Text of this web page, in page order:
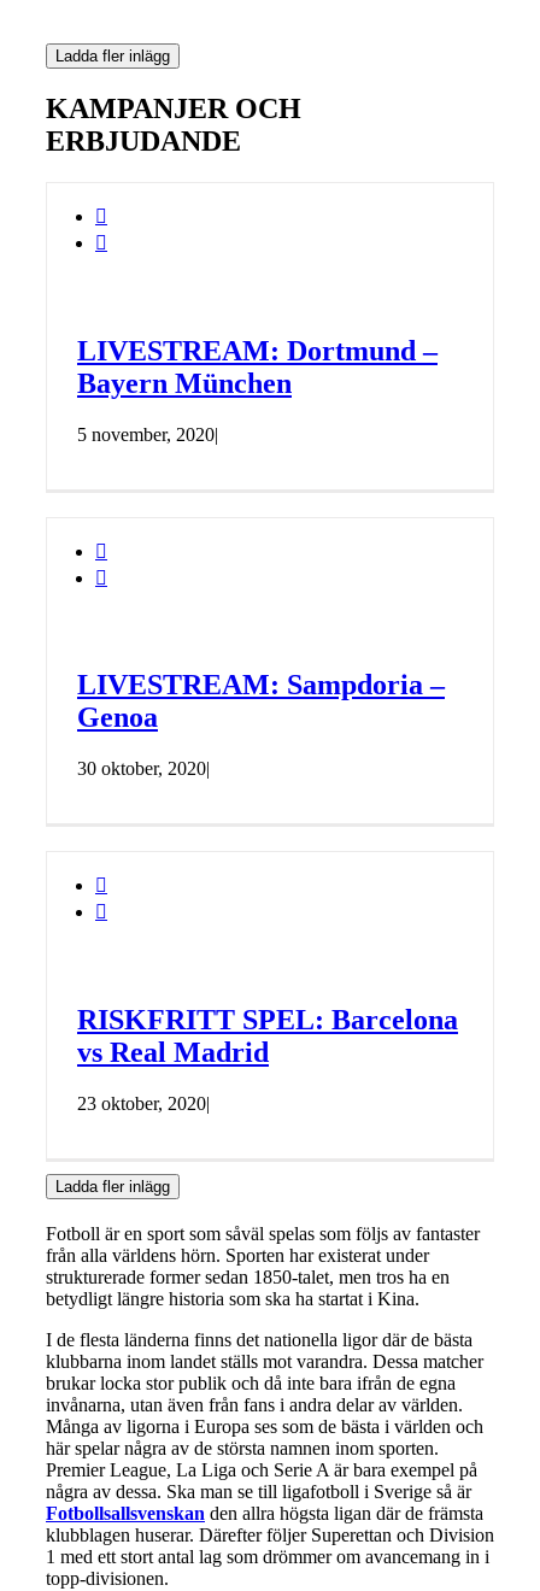
Ladda fler inlägg
KAMPANJER OCH
ERBJUDANDE


LIVESTREAM: Dortmund –
Bayern München
5 november, 2020|


LIVESTREAM: Sampdoria –
Genoa
30 oktober, 2020|


RISKFRITT SPEL: Barcelona
vs Real Madrid
23 oktober, 2020|
Ladda fler inlägg
Fotboll är en sport som såväl spelas som följs av fantaster
från alla världens hörn. Sporten har existerat under
strukturerade former sedan 1850-talet, men tros ha en
betydligt längre historia som ska ha startat i Kina.
I de flesta länderna finns det nationella ligor där de bästa
klubbarna inom landet ställs mot varandra. Dessa matcher
brukar locka stor publik och då inte bara ifrån de egna
invånarna, utan även från fans i andra delar av världen.
Många av ligorna i Europa ses som de bästa i världen och
här spelar några av de största namnen inom sporten.
Premier League, La Liga och Serie A är bara exempel på
några av dessa. Ska man se till ligafotboll i Sverige så är
Fotbollsallsvenskan den allra högsta ligan där de främsta
klubblagen huserar. Därefter följer Superettan och Division
1 med ett stort antal lag som drömmer om avancemang in i
topp-divisionen.